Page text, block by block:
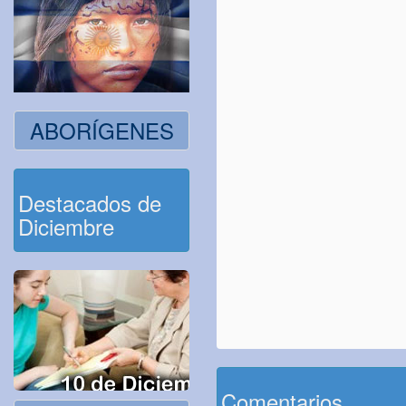
ABORÍGENES
Destacados de
Diciembre